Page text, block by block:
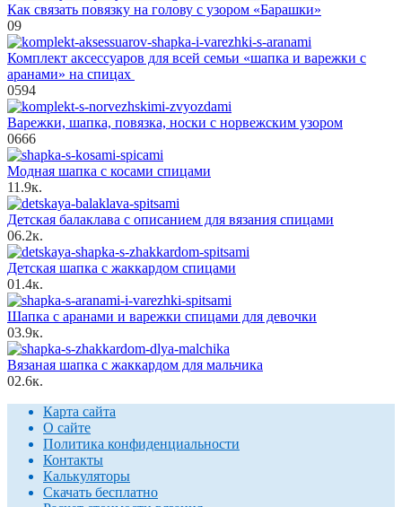
Как связать повязку на голову с узором «Барашки»
09
Комплект аксессуаров для всей семьи «шапка и варежки с
аранами» на спицах
0594
Варежки, шапка, повязка, носки с норвежским узором
0666
Модная шапка с косами спицами
11.9к.
Детская балаклава с описанием для вязания спицами
06.2к.
Детская шапка с жаккардом спицами
01.4к.
Шапка с аранами и варежки спицами для девочки
03.9к.
Вязаная шапка с жаккардом для мальчика
02.6к.
Карта сайта
О сайте
Политика конфиденциальности
Контакты
Калькуляторы
Скачать бесплатно